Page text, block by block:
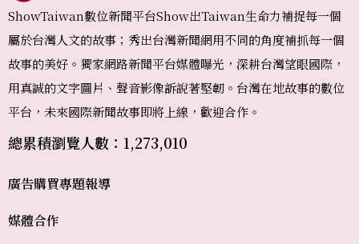
ShowTaiwan數位新聞平台Show出Taiwan生命力補捉每一個
屬於台灣人文的故事；秀出台灣新聞網用不同的角度補抓每一個
故事的美好。獨家網路新聞平台媒體曝光，深耕台灣望眼國際，
用真誠的文字圖片、聲音影像訴說著堅韌。台灣在地故事的數位
平台，未來國際新聞故事即將上線，歡迎合作。
總累積瀏覽人數：1,273,010
廣告購買
媒體合作
專題報導